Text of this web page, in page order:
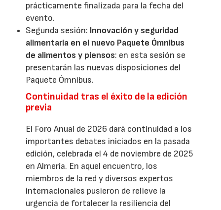
prácticamente finalizada para la fecha del
evento.
Segunda sesión: Innovación y seguridad
alimentaria en el nuevo Paquete Ómnibus
de alimentos y piensos: en esta sesión se
presentarán las nuevas disposiciones del
Paquete Ómnibus.
Continuidad tras el éxito de la edición
previa
El Foro Anual de 2026 dará continuidad a los
importantes debates iniciados en la pasada
edición, celebrada el 4 de noviembre de 2025
en Almería. En aquel encuentro, los
miembros de la red y diversos expertos
internacionales pusieron de relieve la
urgencia de fortalecer la resiliencia del